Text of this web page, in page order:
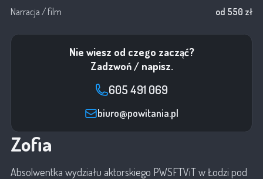
Narracja / film
od 550 zł
Nie wiesz od czego zacząć?
Zadzwoń / napisz.
605 491 069
biuro@powitania.pl
Zofia
Absolwentka wydziału aktorskiego PWSFTViT w Łodzi pod